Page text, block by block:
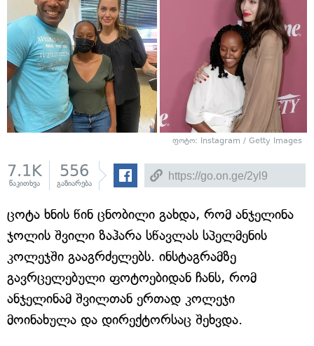
ფოტო: Instagram / Getty Images
7.1K
წაკითხვა
556
გაზიარება
ცოტა ხნის წინ ცნობილი გახდა, რომ ანჯელინა
ჯოლის შვილი ზაჰარა სწავლას სპელმენის
კოლეჯში გააგრძელებს. ინსტაგრამზე
გავრცელებული ფოტოებიდან ჩანს, რომ
ანჯელინამ შვილთან ერთად კოლეჯი
მოინახულა და დირექტორსაც შეხვდა.